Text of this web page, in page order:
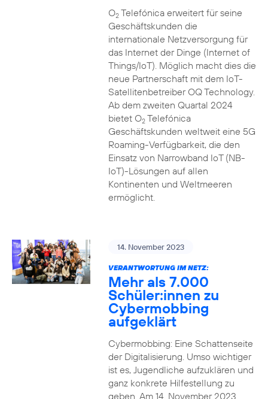
O2Telefónica erweitert für seine
Geschäftskunden die
internationale Netzversorgung für
das Internet der Dinge (Internet of
Things/IoT). Möglich macht dies die
neue Partnerschaft mit dem IoT-
Satellitenbetreiber OQ Technology.
Ab dem zweiten Quartal 2024
bietet O2Telefónica
Geschäftskunden weltweit eine 5G
Roaming-Verfügbarkeit, die den
Einsatz von Narrowband IoT (NB-
IoT)-Lösungen auf allen
Kontinenten und Weltmeeren
ermöglicht.
14. November 2023
VERANTWORTUNG IM NETZ:
Mehr als 7.000
Schüler:innen zu
Cybermobbing
aufgeklärt
Cybermobbing: Eine Schattenseite
der Digitalisierung. Umso wichtiger
ist es, Jugendliche aufzuklären und
ganz konkrete Hilfestellung zu
geben. Am 14. November 2023